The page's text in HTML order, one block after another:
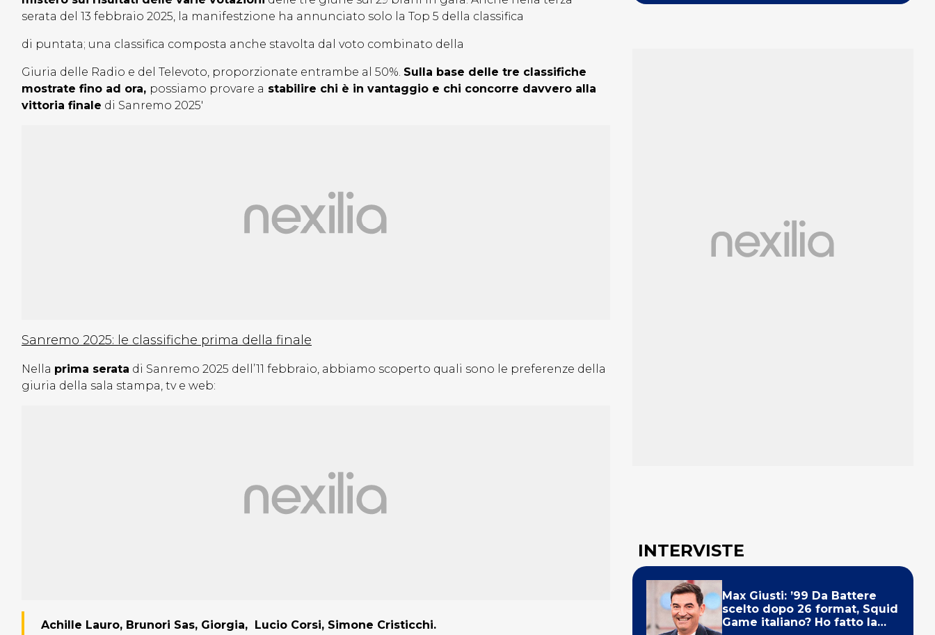
serata del 13 febbraio 2025, la manifestzione ha annunciato solo la Top 5 della classifica
di puntata; una classifica composta anche stavolta dal voto combinato della
Giuria delle Radio e del Televoto, proporzionate entrambe al 50%. Sulla base delle tre classifiche
mostrate fino ad ora, possiamo provare a stabilire chi è in vantaggio e chi concorre davvero alla
vittoria finale di Sanremo 2025′
Sanremo 2025: le classifiche prima della finale
Nella prima serata di Sanremo 2025 dell’11 febbraio, abbiamo scoperto quali sono le preferenze della
giuria della sala stampa, tv e web:
Achille Lauro, Brunori Sas, Giorgia, Lucio Corsi, Simone Cristicchi.
INTERVISTE
Max Giusti: ’99 Da Battere
scelto dopo 26 format, Squid
Game italiano? Ho fatto la